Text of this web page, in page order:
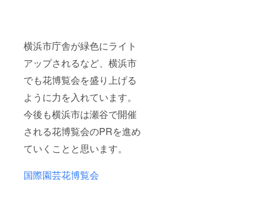
横浜市庁舎が緑色にライト
アップされるなど、横浜市
でも花博覧会を盛り上げる
ように力を入れています。
今後も横浜市は瀬谷で開催
される花博覧会のPRを進め
ていくことと思います。
国際園芸花博覧会